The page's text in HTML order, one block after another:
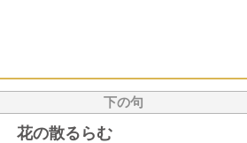
下の句
花の散るらむ